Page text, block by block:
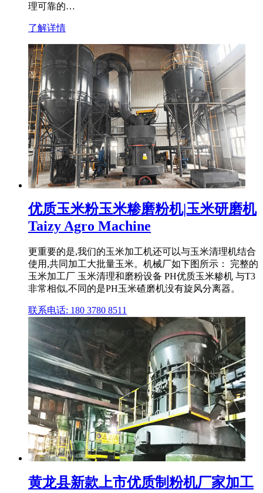
理可靠的…
了解详情
优质玉米粉玉米糁磨粉机|玉米研磨机
Taizy Agro Machine
更重要的是,我们的玉米加工机还可以与玉米清理机结合
使用,共同加工大批量玉米。机械厂如下图所示： 完整的
玉米加工厂 玉米清理和磨粉设备 PH优质玉米糁机 与T3
非常相似,不同的是PH玉米碴磨机没有旋风分离器。
联系电话: 180 3780 8511
黄龙县新款上市优质制粉机厂家加工